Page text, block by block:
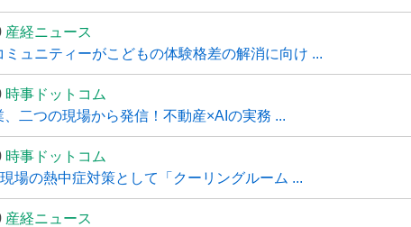
産経ニュース
ュニティーがこどもの体験格差の解消に向け ...
時事ドットコム
二つの現場から発信！不動産×AIの実務 ...
時事ドットコム
場の熱中症対策として「クーリングルーム ...
産経ニュース